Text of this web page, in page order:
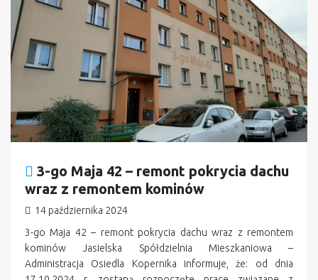
3-go Maja 42 – remont pokrycia dachu
wraz z remontem kominów
14 października 2024
3-go Maja 42 – remont pokrycia dachu wraz z remontem
kominów Jasielska Spółdzielnia Mieszkaniowa –
Administracja Osiedla Kopernika informuje, że: od dnia